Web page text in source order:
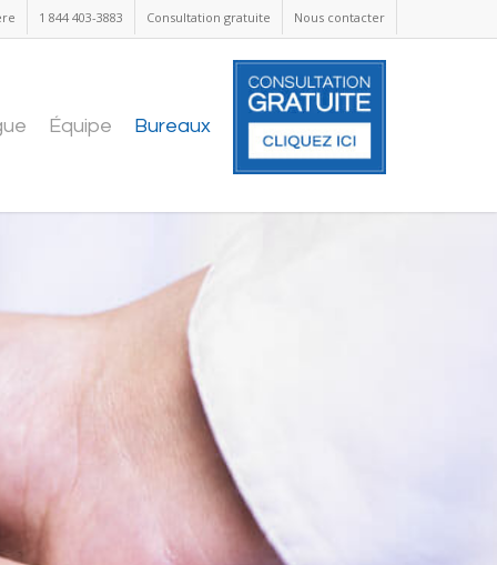
1 844 403-3883 Consultation gratuite Nous contacter
Équipe Bureaux